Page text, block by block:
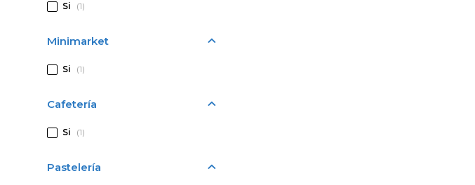
Si (1)
Minimarket
Si (1)
Cafetería
Si (1)
Pastelería